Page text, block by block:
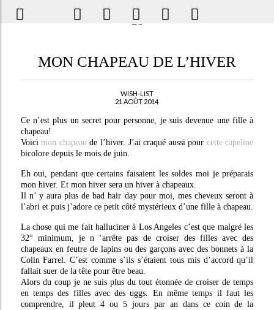
MON CHAPEAU DE L’HIVER
WISH-LIST
21 AOÛT 2014
Ce n’est plus un secret pour personne, je suis devenue une fille à
chapeau!
Voici mon chapeaude l’hiver. J’ai craqué aussi pour cette capeline
bicolore depuis le mois de juin.
Eh oui, pendant que certains faisaient les soldes moi je préparais
mon hiver. Et mon hiver sera un hiver à chapeaux.
Il n’ y aura plus de bad hair day pour moi, mes cheveux seront à
l’abri et puis j’adore ce petit côté mystérieux d’une fille à chapeau.
La chose qui me fait halluciner à Los Angeles c’est que malgré les
32° minimum, je n ‘arrête pas de croiser des filles avec des
chapeaux en feutre de lapins ou des garçons avec des bonnets à la
Colin Farrel. C’est comme s’ils s’étaient tous mis d’accord qu’il
fallait suer de la tête pour être beau.
Alors du coup je ne suis plus du tout étonnée de croiser de temps
en temps des filles avec des uggs. En même temps il faut les
comprendre, il pleut 4 ou 5 jours par an dans ce coin de la